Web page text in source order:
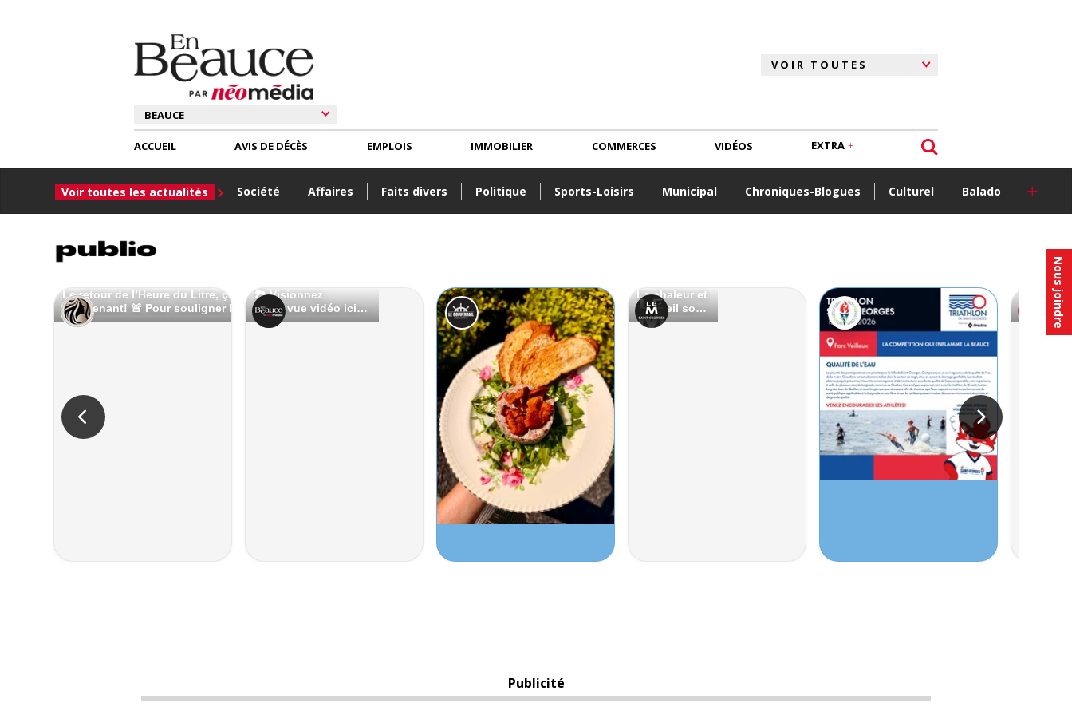
Nous joindre
ACCUEIL
Voir toutes les actualités Société Affaires Faits divers Politique Sports-Loisirs Municipal Chroniques-Blogues Culturel Balado +
AVIS DE DÉCÈS EMPLOIS IMMOBILIER COMMERCES VIDÉOS EXTRA
Publicité